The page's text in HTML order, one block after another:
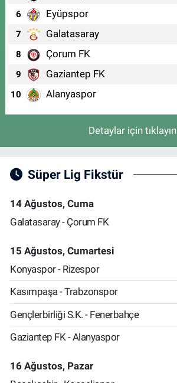
6 Eyüpspor
7 Galatasaray
8 Çorum FK
9 Gaziantep FK
10 Alanyaspor
Detaylar için tıklayın
Süper Lig Fikstür
14 Ağustos, Cuma
Galatasaray - Çorum FK
15 Ağustos, Cumartesi
Konyaspor - Rizespor
Kasımpaşa - Trabzonspor
Gençlerbirliği S.K. - Fenerbahçe
Gaziantep FK - Alanyaspor
16 Ağustos, Pazar